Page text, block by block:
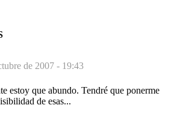
de 2007 - 19:43
estoy que abundo. Tendré que ponerme
de esas...